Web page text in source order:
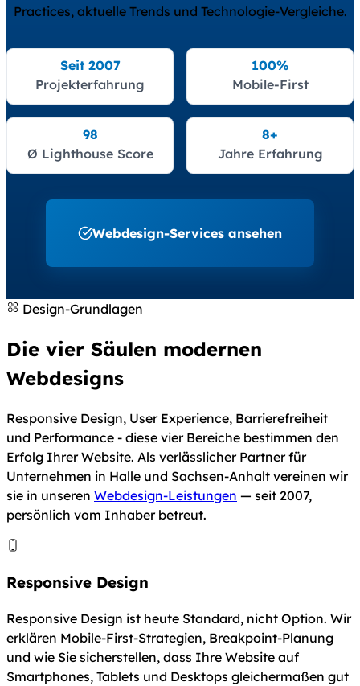
Practices, aktuelle Trends und Technologie-Vergleiche.
Seit 2007
Projekterfahrung
100%
Mobile-First
98
Ø Lighthouse Score
8+
Jahre Erfahrung
Webdesign-Services ansehen
Design-Grundlagen
Die vier Säulen modernen
Webdesigns
Responsive Design, User Experience, Barrierefreiheit
und Performance - diese vier Bereiche bestimmen den
Erfolg Ihrer Website. Als verlässlicher Partner für
Unternehmen in Halle und Sachsen-Anhalt vereinen wir
sie in unseren Webdesign-Leistungen — seit 2007,
persönlich vom Inhaber betreut.
Responsive Design
Responsive Design ist heute Standard, nicht Option. Wir
erklären Mobile-First-Strategien, Breakpoint-Planung
und wie Sie sicherstellen, dass Ihre Website auf
Smartphones, Tablets und Desktops gleichermaßen gut